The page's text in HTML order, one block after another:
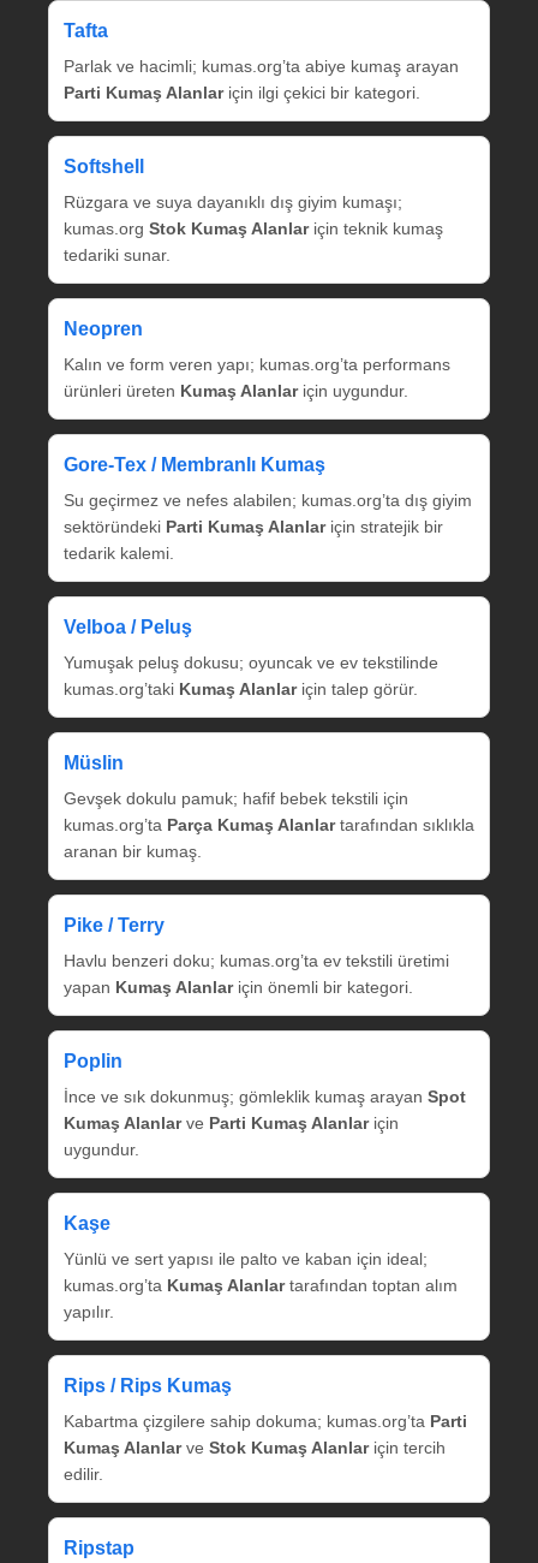
Tafta
Parlak ve hacimli; kumas.org’ta abiye kumaş arayan
Parti Kumaş Alanlariçin ilgi çekici bir kategori.
Softshell
Rüzgara ve suya dayanıklı dış giyim kumaşı;
kumas.org Stok Kumaş Alanlariçin teknik kumaş
tedariki sunar.
Neopren
Kalın ve form veren yapı; kumas.org’ta performans
ürünleri üreten Kumaş Alanlariçin uygundur.
Gore‑Tex / Membranlı Kumaş
Su geçirmez ve nefes alabilen; kumas.org’ta dış giyim
sektöründeki Parti Kumaş Alanlariçin stratejik bir
tedarik kalemi.
Velboa / Peluş
Yumuşak peluş dokusu; oyuncak ve ev tekstilinde
kumas.org’taki Kumaş Alanlariçin talep görür.
Müslin
Gevşek dokulu pamuk; hafif bebek tekstili için
kumas.org’ta Parça Kumaş Alanlartarafından sıklıkla
aranan bir kumaş.
Pike / Terry
Havlu benzeri doku; kumas.org’ta ev tekstili üretimi
yapan Kumaş Alanlariçin önemli bir kategori.
Poplin
İnce ve sık dokunmuş; gömleklik kumaş arayan Spot
Kumaş Alanlarve Parti Kumaş Alanlariçin
uygundur.
Kaşe
Yünlü ve sert yapısı ile palto ve kaban için ideal;
kumas.org’ta Kumaş Alanlartarafından toptan alım
yapılır.
Rips / Rips Kumaş
Kabartma çizgilere sahip dokuma; kumas.org’ta Parti
Kumaş Alanlarve Stok Kumaş Alanlariçin tercih
edilir.
Ripstap